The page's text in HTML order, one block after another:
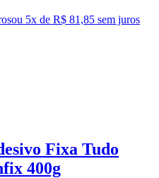
ou 5x de R$ 81,85 sem juros
Fixa Tudo
400g